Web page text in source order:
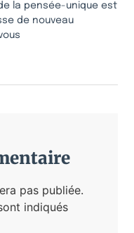
la pensée-unique est
de nouveau
pas publiée.
indiqués